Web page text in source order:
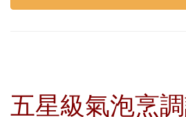
五星級氣泡烹